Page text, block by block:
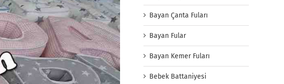
Bayan Çanta Fuları
Bayan Fular
Bayan Kemer Fuları
Bebek Battaniyesi